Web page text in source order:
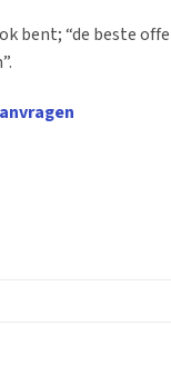
bent; “de beste